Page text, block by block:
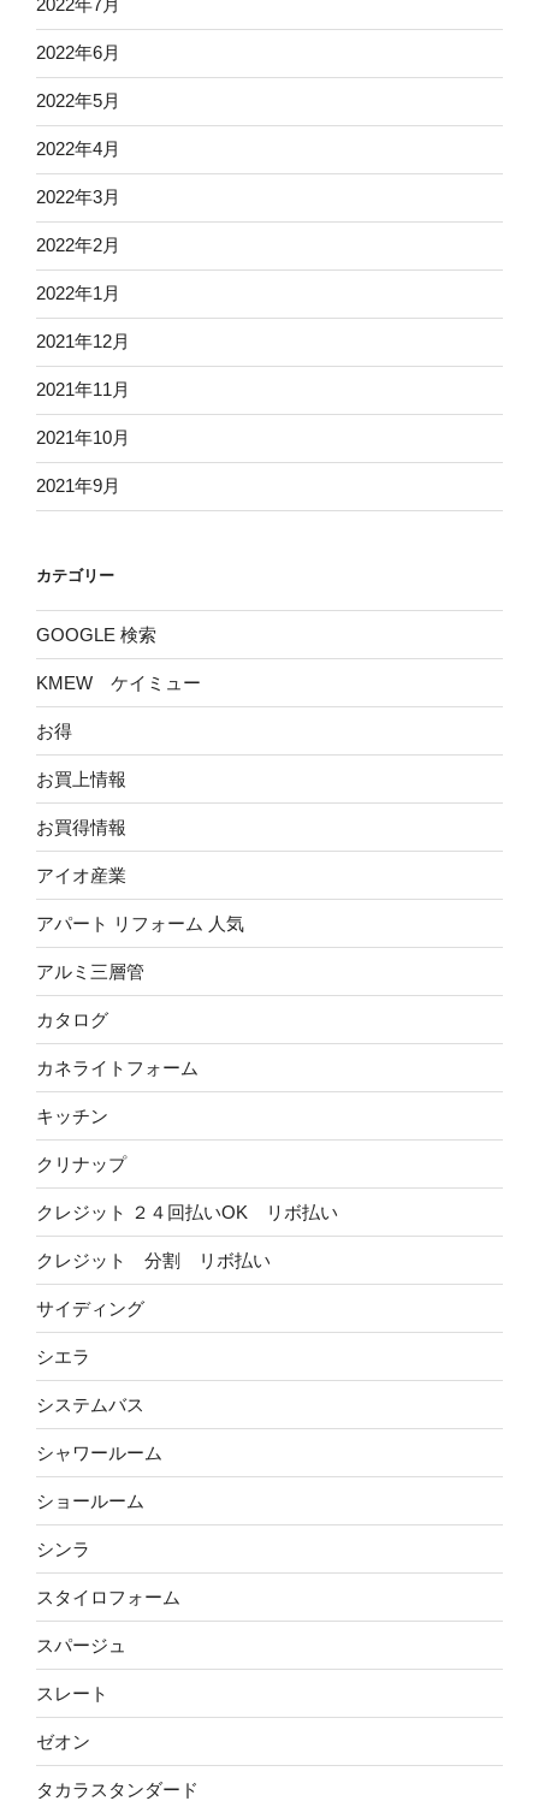
2022年7月
2022年6月
2022年5月
2022年4月
2022年3月
2022年2月
2022年1月
2021年12月
2021年11月
2021年10月
2021年9月
カテゴリー
GOOGLE 検索
KMEW ケイミュー
お得
お買上情報
お買得情報
アイオ産業
アパート リフォーム 人気
アルミ三層管
カタログ
カネライトフォーム
キッチン
クリナップ
クレジット ２４回払いOK リボ払い
クレジット 分割 リボ払い
サイディング
シエラ
システムバス
シャワールーム
ショールーム
シンラ
スタイロフォーム
スパージュ
スレート
ゼオン
タカラスタンダード